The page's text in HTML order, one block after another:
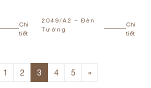
Chi
tiết
2049/A2 – Đèn
Tường
Chi
tiết
1 2 3 4 5 »